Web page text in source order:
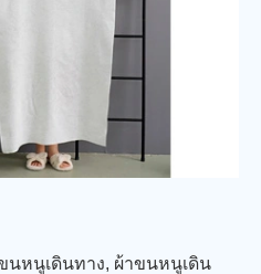
นหนูเดินทาง, ผ้าขนหนูเดิน